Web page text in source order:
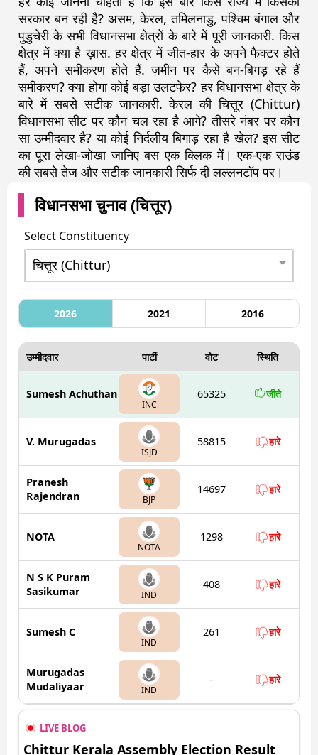
सरकार बन रही है? असम, केरल, तमिलनाडु, पश्चिम बंगाल और
पुडुचेरी के सभी विधानसभा क्षेत्रों के बारे में पूरी जानकारी. किस
क्षेत्र में क्या है ख़ास. हर क्षेत्र में जीत-हार के अपने फैक्टर होते
हैं, अपने समीकरण होते हैं. ज़मीन पर कैसे बन-बिगड़ रहे हैं
समीकरण? क्या होगा कोई बड़ा उलटफेर? हर विधानसभा क्षेत्र के
बारे में सबसे सटीक जानकारी. केरल की चित्तूर (Chittur)
विधानसभा सीट पर कौन चल रहा है आगे? तीसरे नंबर पर कौन
सा उम्मीदवार है? या कोई निर्दलीय बिगाड़ रहा है खेल? इस सीट
का पूरा लेखा-जोखा जानिए बस एक क्लिक में। एक-एक राउंड
की सबसे तेज और सटीक जानकारी सिर्फ दी लल्लनटॉप पर।
विधानसभा चुनाव (चित्तूर)
Select Constituency
2026 2021 2016
उम्मीदवार पार्टी वोट स्थिति
Sumesh Achuthan
INC
65325 जीते
V. Murugadas
ISJD
58815 हारे
Pranesh
Rajendran
BJP
14697 हारे
NOTA
NOTA
1298 हारे
N S K Puram
Sasikumar
IND
408 हारे
Sumesh C
IND
261 हारे
Murugadas
Mudaliyaar
IND
- हारे
LIVE BLOG
Chittur Kerala Assembly Election Result